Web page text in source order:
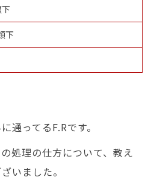
下
通ってるF.Rです。
処理の仕方について、教え
いました。